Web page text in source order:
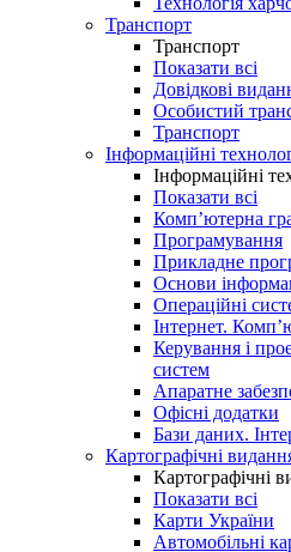
Транспорт
Транспорт
Показати всі
Довідкові
Особистий
Транспорт
Інформаційні
Інформаційні
Показати всі
Комп’ютерна
Програмування
Прикладне
Основи
Операційні
Інтернет.
Керування і
систем
Апаратне
Офісні додатки
Бази даних.
Картографічні
Картографічні
Показати всі
Карти України
Автомобільні